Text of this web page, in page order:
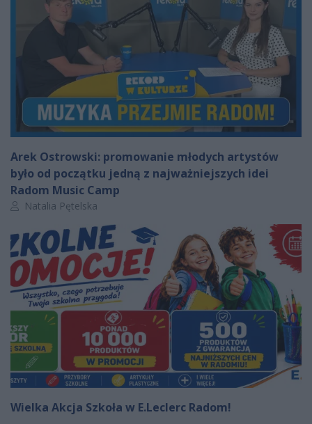
Arek Ostrowski: promowanie młodych artystów
było od początku jedną z najważniejszych idei
Radom Music Camp
Autor artykułu:
Natalia Pętelska
Wielka Akcja Szkoła w E.Leclerc Radom!